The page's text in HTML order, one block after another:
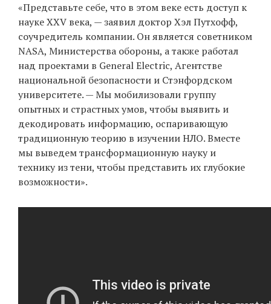
«Представьте себе, что в этом веке есть доступ к
науке XXV века, — заявил доктор Хэл Путхофф,
соучредитель компании. Он является советником
NASA, Министерства обороны, а также работал
над проектами в General Electric, Агентстве
национальной безопасности и Стэнфордском
университете. — Мы мобилизовали группу
опытных и страстных умов, чтобы выявить и
декодировать информацию, оспаривающую
традиционную теорию в изучении НЛО. Вместе
мы выведем трансформационную науку и
технику из тени, чтобы представить их глубокие
возможности».